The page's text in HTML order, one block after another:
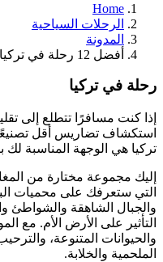
Home
الرحلات السياحية
المدونة
أفضل 12 رحلة في تركيا
رحلة في تركيا
إذا كنت مسافرًا تتطلع إلى
استكشاف تضاريس أقل
تركيا هي الوجهة المناسبة لك
إليك مجموعة مختارة من
التي ستعرفك على محميات
والجبال الشاهقة والشواطئ
التأثير على الأرض الأم. مع
والحيوانات المتنوعة،
الملحمية والخلابة.